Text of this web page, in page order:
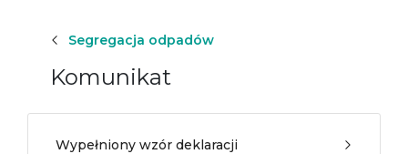
Segregacja odpadów
Komunikat
Wypełniony wzór deklaracji